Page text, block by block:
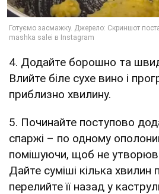
4. Додайте борошно та
Влийте біле сухе вино і
приблизно хвилину.
5. Починайте поступово
спаржі – по одному
помішуючи, щоб не
Дайте суміші кілька хвилин
перелийте її назад у